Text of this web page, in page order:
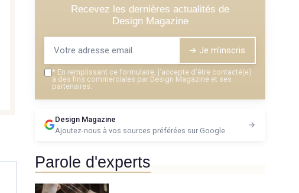
Recevez les dernières actualités de
Design Magazine
➔ Je m'inscris
* En remplissant ce formulaire, j’accepte d’être contacté(e)
à des fins commerciales par Design Magazine et ses
partenaires.
Design Magazine
Ajoutez-nous à vos sources préférées sur Google
Parole d'experts